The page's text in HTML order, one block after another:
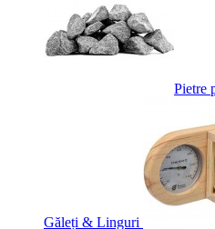
Pietre
Găleți & Linguri